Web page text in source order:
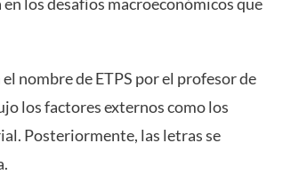
nombre de ETPS por el profesor de
los factores externos como los
Posteriormente, las letras se